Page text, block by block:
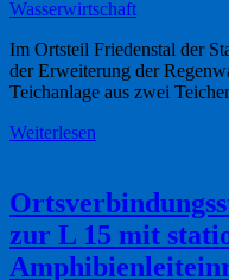
Wasserwirtschaft
Im Ortsteil Friedenstal der
der Erweiterung der
Teichanlage aus zwei
Weiterlesen
zur L 15 mit